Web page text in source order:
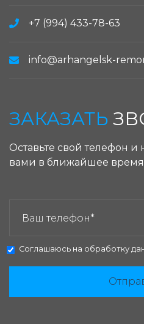
+7 (994) 433-78-63
info@arhangelsk-
ЗАКАЗАТЬ
Оставьте свой телефон и
вами в ближайшее
Соглашаюсь на обработку